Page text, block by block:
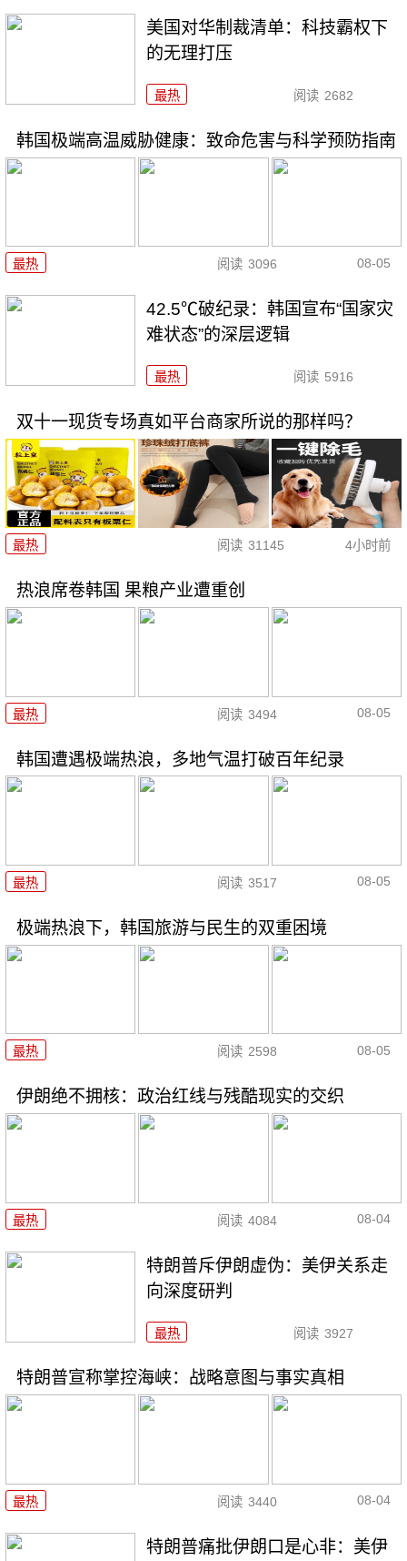
美国对华制裁清单：科技霸权下
的无理打压
最热 阅读 2682
韩国极端高温威胁健康：致命危害与科学预防指南
最热 阅读 3096 08-05
42.5℃破纪录：韩国宣布“国家灾
难状态”的深层逻辑
最热 阅读 5916
双十一现货专场真如平台商家所说的那样吗？
最热 阅读 31145 4小时前
热浪席卷韩国 果粮产业遭重创
最热 阅读 3494 08-05
韩国遭遇极端热浪，多地气温打破百年纪录
最热 阅读 3517 08-05
极端热浪下，韩国旅游与民生的双重困境
最热 阅读 2598 08-05
伊朗绝不拥核：政治红线与残酷现实的交织
最热 阅读 4084 08-04
特朗普斥伊朗虚伪：美伊关系走
向深度研判
最热 阅读 3927
特朗普宣称掌控海峡：战略意图与事实真相
最热 阅读 3440 08-04
特朗普痛批伊朗口是心非：美伊